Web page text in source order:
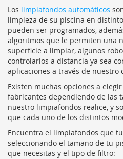
Los limpiafondos automáticos
limpieza de su piscina en
pueden ser programados,
algoritmos que le permiten una
superficie a limpiar, algunos
controlarlos a distancia ya sea
aplicaciones a través de nuestro
Existen muchas opciones a
fabricantes dependiendo de las
nuestro limpiafondos realice, y
que cada uno de los distintos
Encuentra el limpiafondos que
seleccionando el tamaño de tu
que necesitas y el tipo de filtro: